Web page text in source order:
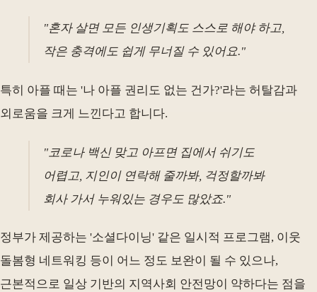
"혼자 살면 모든 인생기획도 스스로 해야 하고,
작은 충격에도 쉽게 무너질 수 있어요."
특히 아플 때는 '나 아플 권리도 없는 건가?'라는 허탈감과
외로움을 크게 느낀다고 합니다.
"코로나 백신 맞고 아프면 집에서 쉬기도
어렵고, 지인이 연락해 줄까봐, 걱정할까봐
회사 가서 누워있는 경우도 많았죠."
정부가 제공하는 '소셜다이닝' 같은 일시적 프로그램, 이웃
돌봄형 네트워킹 등이 어느 정도 보완이 될 수 있으나,
근본적으로 일상 기반의 지역사회 안전망이 약하다는 점을